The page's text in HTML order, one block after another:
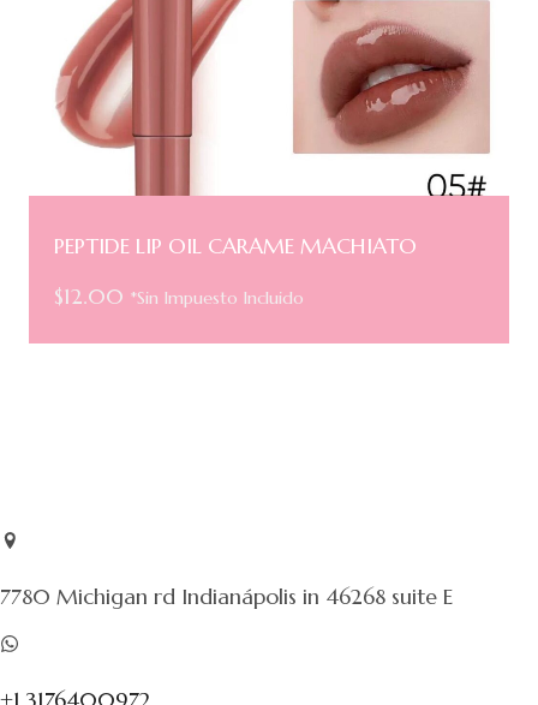
PEPTIDE LIP OIL CARAME MACHIATO
$12.00 *Sin Impuesto Incluido
7780 Michigan rd Indianápolis in 46268 suite E